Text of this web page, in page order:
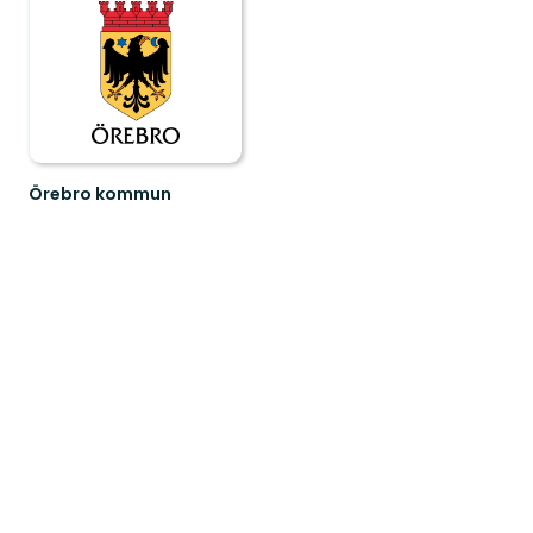
Örebro kommun